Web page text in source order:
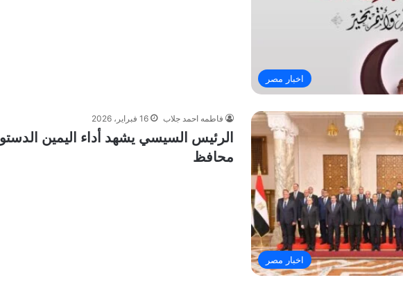
اخبار مصر
اخبار مصر
فاطمه احمد جلاب 16 فبراير، 2026
محافظ